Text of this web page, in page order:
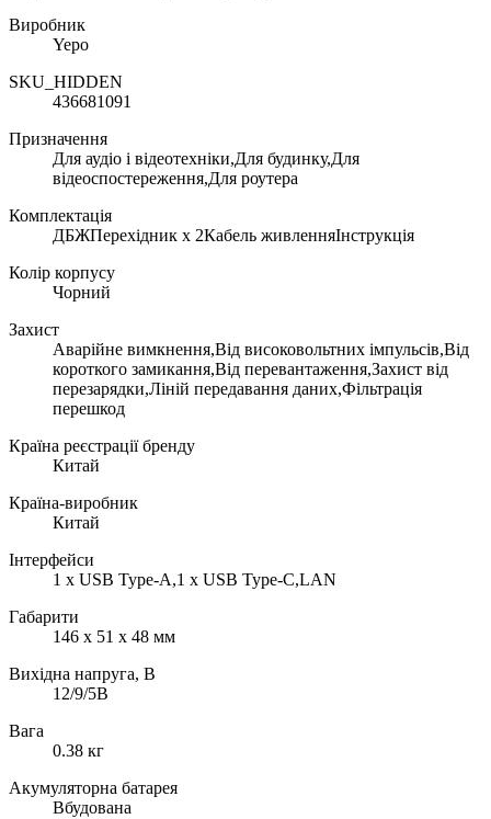
Виробник
Yepo
SKU_HIDDEN
436681091
Призначення
Для аудіо і відеотехніки,Для будинку,Для
відеоспостереження,Для роутера
Комплектація
ДБЖПерехідник х 2Кабель живленняІнструкція
Колір корпусу
Чорний
Захист
Аварійне вимкнення,Від високовольтних імпульсів,Від
короткого замикання,Від перевантаження,Захист від
перезарядки,Ліній передавання даних,Фільтрація
перешкод
Країна реєстрації бренду
Китай
Країна-виробник
Китай
Інтерфейси
1 х USB Type-A,1 х USB Type-C,LAN
Габарити
146 х 51 х 48 мм
Вихідна напруга, В
12/9/5В
Вага
0.38 кг
Акумуляторна батарея
Вбудована